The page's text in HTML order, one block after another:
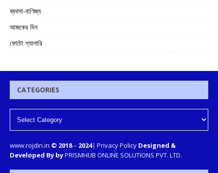
ব্যবসা-বাণিজ্য
আজকের দিন
ফোটো গ্যালারি
CATEGORIES
www.rojdin.in © 2018– 2024| Privacy Policy Designed &
Developed By byPRISMHUB ONLINE SOLUTIONS PVT. LTD.